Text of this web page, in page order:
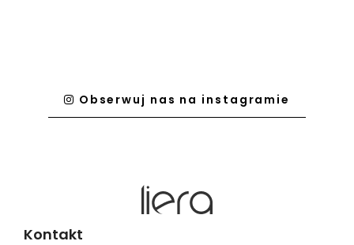
Obserwuj nas na instagramie
Kontakt